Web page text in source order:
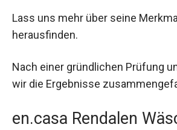
Lass uns mehr über seine
herausfinden.
Nach einer gründlichen Prüfung
wir die Ergebnisse
en.casa Rendalen